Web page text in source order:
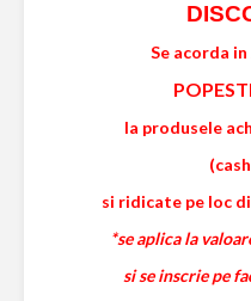
Se acorda
POPESTI
la produsele
si ridicate pe loc
*se aplica la
si se inscrie pe